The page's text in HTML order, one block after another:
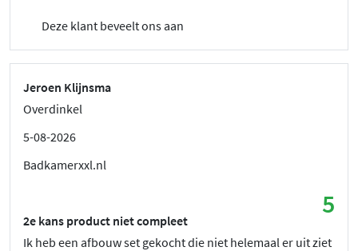
Deze klant beveelt ons aan
Jeroen Klijnsma
Overdinkel
5-08-2026
Badkamerxxl.nl
5
2e kans product niet compleet
Ik heb een afbouw set gekocht die niet helemaal er uit ziet